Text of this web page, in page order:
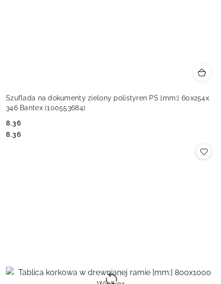
Szuflada na dokumenty zielony polistyren PS [mm:] 60x254x
346 Bantex (100553684)
Cena:
8.36
Cena:
8.36